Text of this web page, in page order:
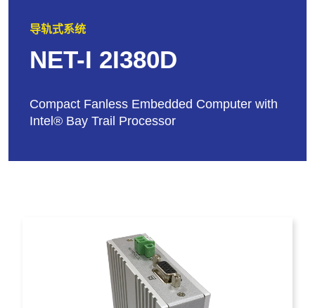
导轨式系统
NET-I 2I380D
Compact Fanless Embedded Computer with
Intel® Bay Trail Processor